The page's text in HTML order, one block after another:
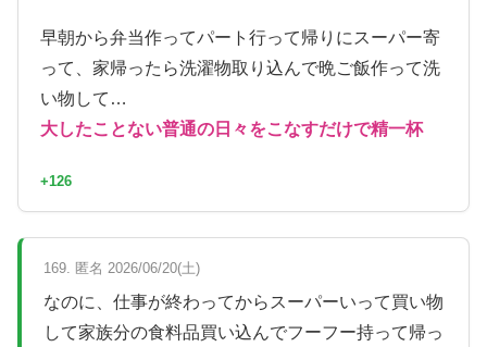
早朝から弁当作ってパート行って帰りにスーパー寄
って、家帰ったら洗濯物取り込んで晩ご飯作って洗
い物して…
大したことない普通の日々をこなすだけで精一杯
+126
169. 匿名 2026/06/20(土)
なのに、仕事が終わってからスーパーいって買い物
して家族分の食料品買い込んでフーフー持って帰っ